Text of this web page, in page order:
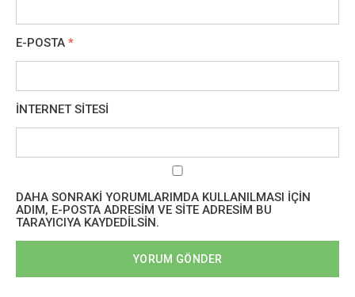
E-POSTA *
İNTERNET SITESI
DAHA SONRAKI YORUMLARIMDA KULLANILMASI IÇIN
ADIM, E-POSTA ADRESIM VE SITE ADRESIM BU
TARAYICIYA KAYDEDILSIN.